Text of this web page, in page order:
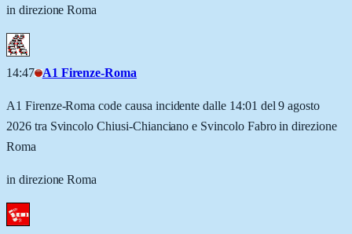
in direzione Roma
14:47 A1 Firenze-Roma
A1 Firenze-Roma code causa incidente dalle 14:01 del 9 agosto
2026 tra Svincolo Chiusi-Chianciano e Svincolo Fabro in direzione
Roma
in direzione Roma